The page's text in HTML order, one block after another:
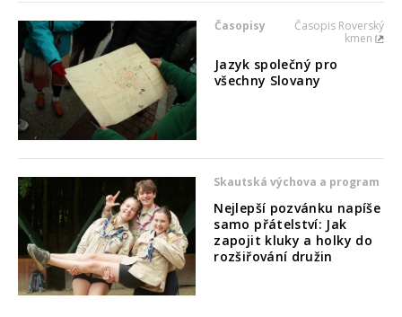
Časopisy
Časopis Roverský
kmen
Jazyk společný pro
všechny Slovany
Skautská výchova a program
Nejlepší pozvánku napíše
samo přátelství: Jak
zapojit kluky a holky do
rozšiřování družin